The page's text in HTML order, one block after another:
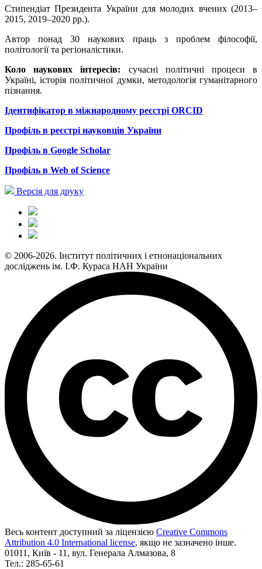
Стипендіат Президента України для молодих вчених (2013–
2015, 2019–2020 рр.).
Автор понад 30 наукових праць з проблем філософії,
політології та регіоналістики.
Коло наукових інтересів: сучасні політичні процеси в
Україні, історія політичної думки, методологія гуманітарного
пізнання.
Ідентифікатор в міжнародному реєстрі ORCID
Профіль в реєстрі науковців України
Профіль в Google Scholar
Профіль в Web of Science
Версія для друку
© 2006-2026. Інститут політичних і етнонаціональних
досліджень ім. І.Ф. Кураса НАН України
Весь контент доступний за ліцензією Creative Commons
Attribution 4.0 International license, якщо не зазначено інше.
01011, Київ - 11, вул. Генерала Алмазова, 8
Тел.: 285-65-61